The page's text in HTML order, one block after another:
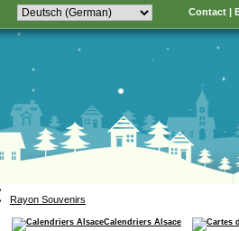
Contact |
Rayon Souvenirs
Calendriers Alsace